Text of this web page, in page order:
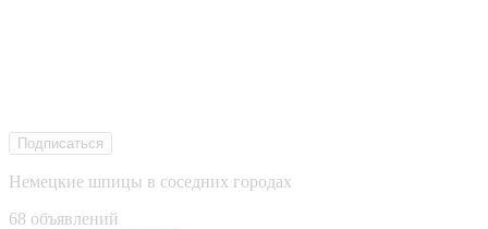
Подписаться
Немецкие шпицы в соседних городах
68 объявлений